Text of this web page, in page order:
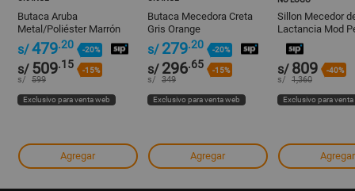
Butaca Aruba
Metal/Poliéster Marrón
con Ottoman Orange
s/479.20 -20%
s/ 509.15 -15%
s/ 599
Exclusivo para venta web
Agregar
Butaca Mecedora Creta
Gris Orange
s/ 279.20 -20%
s/ 296.65 -15%
s/ 349
Exclusivo para venta web
Agregar
Sillon Mecedor
Lactancia Mod
Marfil
s/ 809 -40%
s/ 1,360
Exclusivo para
Agregar